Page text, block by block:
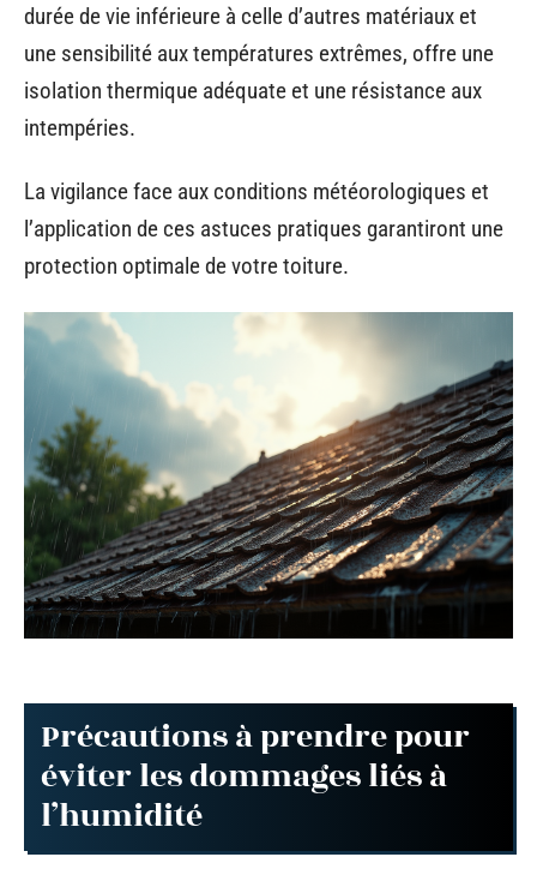
durée de vie inférieure à celle d’autres matériaux et
une sensibilité aux températures extrêmes, offre une
isolation thermique adéquate et une résistance aux
intempéries.
La vigilance face aux conditions météorologiques et
l’application de ces astuces pratiques garantiront une
protection optimale de votre toiture.
Précautions à prendre pour
éviter les dommages liés à
l’humidité